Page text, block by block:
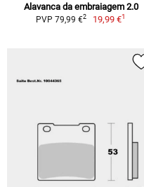
Alavanca da embraiagem 2.0
PVP 79,99 €2 19,99 €1